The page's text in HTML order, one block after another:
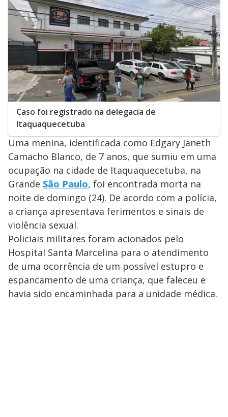
Caso foi registrado na delegacia de
Itaquaquecetuba
Uma menina, identificada como Edgary Janeth
Camacho Blanco, de 7 anos, que sumiu em uma
ocupação na cidade de Itaquaquecetuba, na
Grande São Paulo, foi encontrada morta na
noite de domingo (24). De acordo com a polícia,
a criança apresentava ferimentos e sinais de
violência sexual.
Policiais militares foram acionados pelo
Hospital Santa Marcelina para o atendimento
de uma ocorrência de um possível estupro e
espancamento de uma criança, que faleceu e
havia sido encaminhada para a unidade médica.